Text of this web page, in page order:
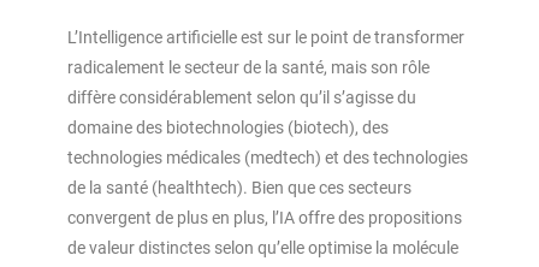
L’Intelligence artificielle est sur le point de transformer
radicalement le secteur de la santé, mais son rôle
diffère considérablement selon qu’il s’agisse du
domaine des biotechnologies (biotech), des
technologies médicales (medtech) et des technologies
de la santé (healthtech). Bien que ces secteurs
convergent de plus en plus, l’IA offre des propositions
de valeur distinctes selon qu’elle optimise la molécule